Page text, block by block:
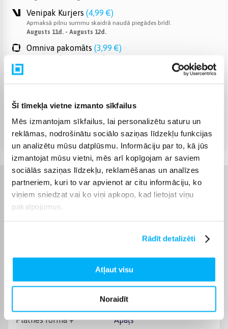
Šī tīmekļa vietne izmanto sīkfailus
Mēs izmantojam sīkfailus, lai personalizētu saturu un
reklāmas, nodrošinātu sociālo saziņas līdzekļu funkcijas
un analizētu mūsu datplūsmu. Informāciju par to, kā jūs
izmantojat mūsu vietni, mēs arī kopīgojam ar saviem
sociālās saziņas līdzekļu, reklamēšanas un analīzes
partneriem, kuri to var apvienot ar citu informāciju, ko
viņiem sniedzat vai ko viņi apkopo, kad lietojat viņu
pakalpojumus.
Rādīt detalizēti
Atļaut visu
Noraidīt
Venipak Kurjers (4,99 €)
Apmaksā pilnu summu skaidrā naudā piegādes brīdī.
Augusts 11d. - Augusts 12d.
Omniva pakomāts (3,99 €)
Augusts 10d. - Augusts 11d.
DPD kurjers (5,99 €)
Augusts 11d. - Augusts 12d.
Raksturlielumi
Ražotājs
24 mēn.
850 W
Plātnes forma + Apaļš